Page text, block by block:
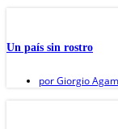
Un país sin rostro
porGiorgio